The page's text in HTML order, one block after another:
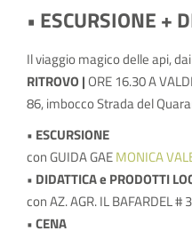
• ESCURSIONE +
Il viaggio magico delle api,
RITROVO | ORE 16.30 A
86, imbocco Strada del
• ESCURSIONE
con GUIDA GAEMONICA
• DIDATTICA e PRODOTTI
con AZ. AGR. IL BAFARDEL #
• CENA